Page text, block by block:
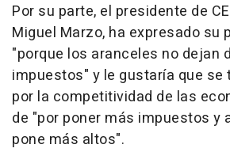
Por su parte, el presidente de
Miguel Marzo, ha expresado su
"porque los aranceles no dejan
impuestos" y le gustaría que se
por la competitividad de las
de "por poner más impuestos y
pone más altos".